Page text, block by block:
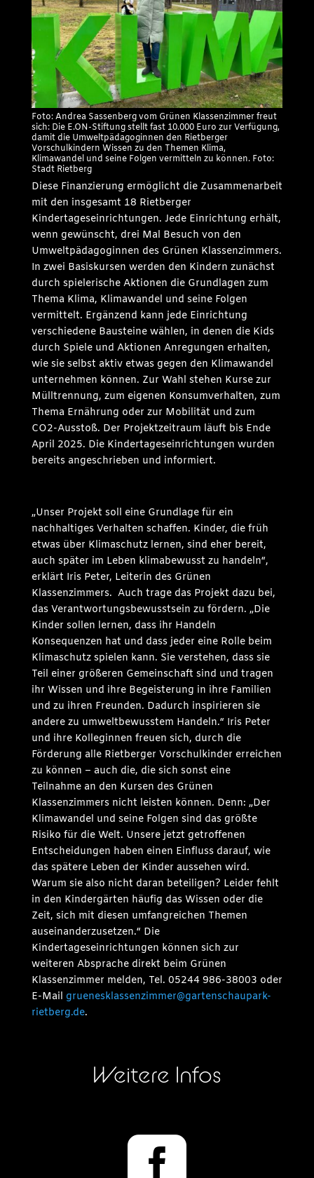
Foto: Andrea Sassenberg vom Grünen Klassenzimmer freut
sich: Die E.ON-Stiftung stellt fast 10.000 Euro zur Verfügung,
damit die Umweltpädagoginnen den Rietberger
Vorschulkindern Wissen zu den Themen Klima,
Klimawandel und seine Folgen vermitteln zu können. Foto:
Stadt Rietberg
Diese Finanzierung ermöglicht die Zusammenarbeit
mit den insgesamt 18 Rietberger
Kindertageseinrichtungen. Jede Einrichtung erhält,
wenn gewünscht, drei Mal Besuch von den
Umweltpädagoginnen des Grünen Klassenzimmers.
In zwei Basiskursen werden den Kindern zunächst
durch spielerische Aktionen die Grundlagen zum
Thema Klima, Klimawandel und seine Folgen
vermittelt. Ergänzend kann jede Einrichtung
verschiedene Bausteine wählen, in denen die Kids
durch Spiele und Aktionen Anregungen erhalten,
wie sie selbst aktiv etwas gegen den Klimawandel
unternehmen können. Zur Wahl stehen Kurse zur
Mülltrennung, zum eigenen Konsumverhalten, zum
Thema Ernährung oder zur Mobilität und zum
CO2-Ausstoß. Der Projektzeitraum läuft bis Ende
April 2025. Die Kindertageseinrichtungen wurden
bereits angeschrieben und informiert.
„Unser Projekt soll eine Grundlage für ein
nachhaltiges Verhalten schaffen. Kinder, die früh
etwas über Klimaschutz lernen, sind eher bereit,
auch später im Leben klimabewusst zu handeln“,
erklärt Iris Peter, Leiterin des Grünen
Klassenzimmers. Auch trage das Projekt dazu bei,
das Verantwortungsbewusstsein zu fördern. „Die
Kinder sollen lernen, dass ihr Handeln
Konsequenzen hat und dass jeder eine Rolle beim
Klimaschutz spielen kann. Sie verstehen, dass sie
Teil einer größeren Gemeinschaft sind und tragen
ihr Wissen und ihre Begeisterung in ihre Familien
und zu ihren Freunden. Dadurch inspirieren sie
andere zu umweltbewusstem Handeln.“ Iris Peter
und ihre Kolleginnen freuen sich, durch die
Förderung alle Rietberger Vorschulkinder erreichen
zu können – auch die, die sich sonst eine
Teilnahme an den Kursen des Grünen
Klassenzimmers nicht leisten können. Denn: „Der
Klimawandel und seine Folgen sind das größte
Risiko für die Welt. Unsere jetzt getroffenen
Entscheidungen haben einen Einfluss darauf, wie
das spätere Leben der Kinder aussehen wird.
Warum sie also nicht daran beteiligen? Leider fehlt
in den Kindergärten häufig das Wissen oder die
Zeit, sich mit diesen umfangreichen Themen
auseinanderzusetzen.“ Die
Kindertageseinrichtungen können sich zur
weiteren Absprache direkt beim Grünen
Klassenzimmer melden, Tel. 05244 986-38003 oder
E-Mail gruenesklassenzimmer@gartenschaupark-
rietberg.de.
Weitere Infos
